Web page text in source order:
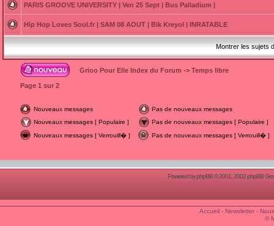
PARIS GROOVE UNIVERSITY | Ven 25 Sept | Bus Palladium |
Hip Hop Loves Soul.fr | SAM 08 AOUT | Bik Kreyol | INRATABLE
Montrer les sujets
Grioo Pour Elle Index du Forum -> Temps libre
Page 1 sur 2
Nouveaux messages
Pas de nouveaux messages
Nouveaux messages [ Populaire ]
Pas de nouveaux messages [ Populaire ]
Nouveaux messages [ Verrouill� ]
Pas de nouveaux messages [ Verrouill� ]
Powered byphpBB© 2001, 2002 phpBB
Accueil- Newsletter-
©